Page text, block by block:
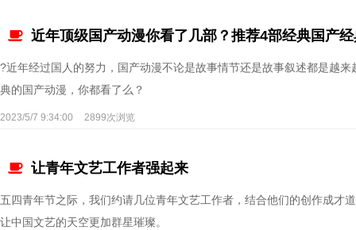
近年顶级国产动漫你看了几部？推荐4部经典国产
?近年经过国人的努力，国产动漫不论是故事情节还是故事叙述都是越
典的国产动漫，你都看了么？
2023/5/7 9:34:00 2899次浏览
让青年文艺工作者强起来
五四青年节之际，我们约请几位青年文艺工作者，结合他们的创作成才
让中国文艺的天空更加群星璀璨。